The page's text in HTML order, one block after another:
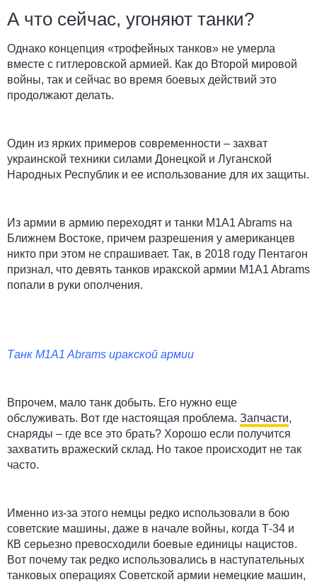
А что сейчас, угоняют танки?
Однако концепция «трофейных танков» не умерла
вместе с гитлеровской армией. Как до Второй мировой
войны, так и сейчас во время боевых действий это
продолжают делать.
Один из ярких примеров современности – захват
украинской техники силами Донецкой и Луганской
Народных Республик и ее использование для их защиты.
Из армии в армию переходят и танки M1A1 Abrams на
Ближнем Востоке, причем разрешения у американцев
никто при этом не спрашивает. Так, в 2018 году Пентагон
признал, что девять танков иракской армии M1A1 Abrams
попали в руки ополчения.
Танк M1A1 Abrams иракской армии
Впрочем, мало танк добыть. Его нужно еще
обслуживать. Вот где настоящая проблема. Запчасти,
снаряды – где все это брать? Хорошо если получится
захватить вражеский склад. Но такое происходит не так
часто.
Именно из-за этого немцы редко использовали в бою
советские машины, даже в начале войны, когда Т-34 и
КВ серьезно превосходили боевые единицы нацистов.
Вот почему так редко использовались в наступательных
танковых операциях Советской армии немецкие машин,